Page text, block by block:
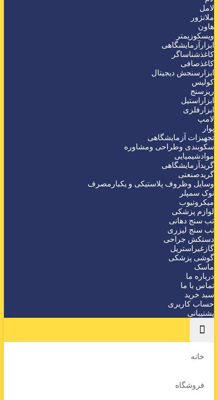
لامل
ملانژور
هاون
ویسکوزیمتر
ابزارآزمایشگاهی
کاغذشناساگر
کاغذصافی
ابزارسنجش دیجیتال
کولیس
ریزسنج
ابزاراستیل
ابزارفلزی
لامپ
پوار
تجهیزات آزمایشگاهی
سکوبندی وطراحی ومشاوره
موادشیمیایی
گریدآزمایشگاهی
گریدصنعتی
وسایل وظروف پلاستیکی و یکبارمصرف
نوک سمپلر
میکروتیوب
لوازم پزشکی
تب سنج دهانی
تب سنج لیزری
دستکش جراحی
گازغیراستریل
گوشی پزشکی
ماسک
درباره ما
تماس با ما
سبد خرید
حساب کاربری
پشتیبانی
خانه
فروشگاه